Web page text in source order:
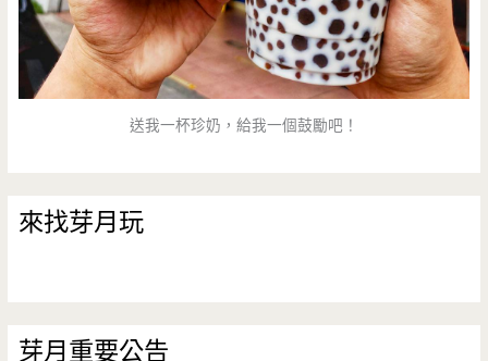
送我一杯珍奶，給我一個鼓勵吧！
來找芽月玩
芽月重要公告